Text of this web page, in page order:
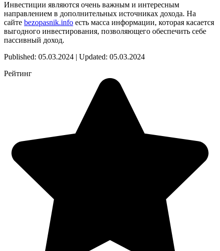
Инвестиции являются очень важным и интересным
направлением в дополнительных источниках дохода. На
сайте bezopasnik.info есть масса информации, которая касается
выгодного инвестирования, позволяющего обеспечить себе
пассивный доход.
Published: 05.03.2024 | Updated: 05.03.2024
Рейтинг